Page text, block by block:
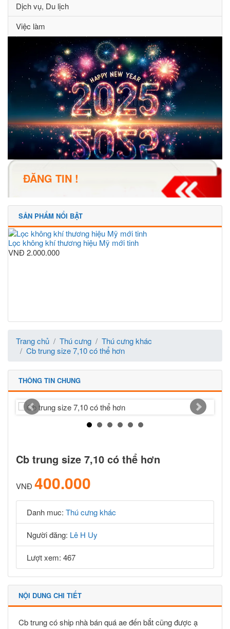
Dịch vụ, Du lịch
Việc làm
ĐĂNG TIN !
SẢN PHẨM NỔI BẬT
Lọc không khí thương hiệu Mỹ mới tinh
VNĐ 2.000.000
Trang chủ Thú cưng
Thú cưng khác
Cb trung size 7,10 có thể hơn
THÔNG TIN CHUNG
Cb trung size 7,10 có thể hơn
VNĐ 400.000
Danh muc: Thú cưng khác
Người đăng: Lê H Uy
Lượt xem: 467
NỘI DUNG CHI TIẾT
Cb trung có ship nhà bán quá ae đến bắt cũng được ạ